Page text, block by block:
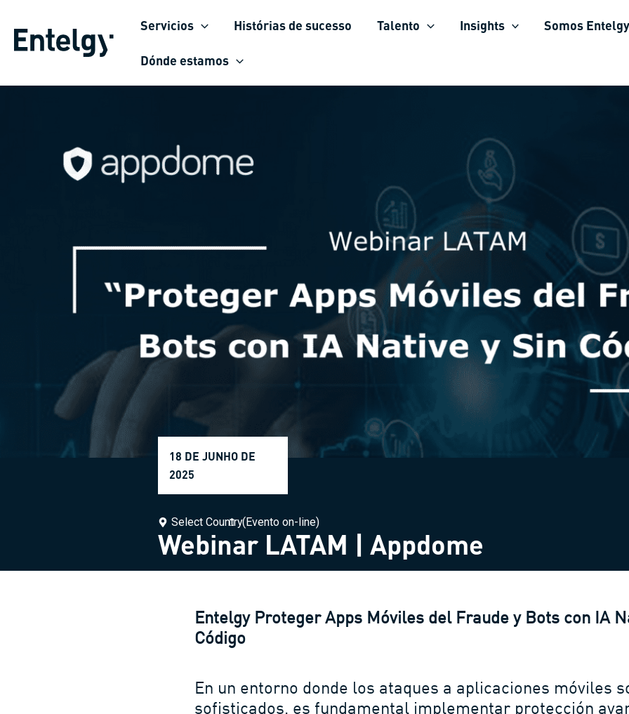
para
Servicios Histórias de sucesso Talento Insights Somos Entelgy
Dónde estamos
18 DE JUNHO DE
2025
Select Country(Evento on-line)
Webinar LATAM | Appdome
Entelgy Proteger Apps Móviles del Fraude y Bots con IA
Código
En un entorno donde los ataques a aplicaciones móviles
sofisticados, es fundamental implementar protección